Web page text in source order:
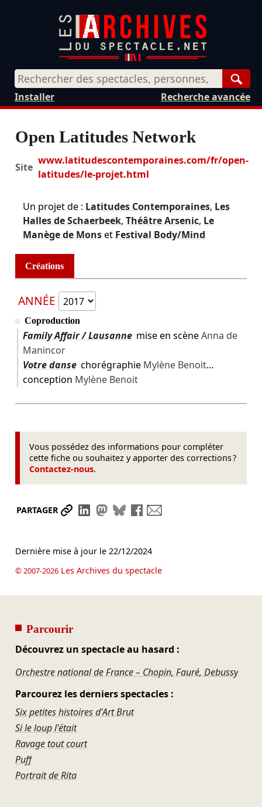
Recherche avancée
Installer
Open Latitudes Network
Site
www.latitudescontemporaines.com/fr/open-
latitudes/le-projet.html
Un projet de : Latitudes Contemporaines, Les
Halles de Schaerbeek, Théâtre Arsenic, Le
Manège de Monset Festival Body/Mind
Créations
ANNÉE
Coproduction
Family Affair / Lausannemise en scèneAnna de
Manincor
Votre dansechorégraphie Mylène Benoit…
conception Mylène Benoit
Vous possédez des informations pour compléter
cette fiche ou souhaitez y apporter des corrections ?
Contactez-nous.
PARTAGER Partager le lien
Partager sur LinkedIn
Partager sur Mastodon
Partager sur Bluesky
Partager sur Facebook
Dernière mise à jour le 22/12/2024
© 2007-2026Les Archives du spectacle
Parcourir
Découvrez un spectacle au hasard :
Orchestre national de France – Chopin, Fauré, Debussy
Parcourez les derniers spectacles :
Six petites histoires d'Art Brut
Si le loup l'était
Ravage tout court
Puff
Portrait de Rita